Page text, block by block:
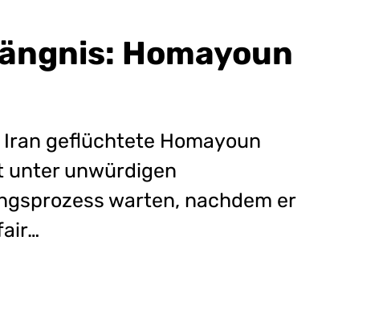
Homayoun
geflüchtete Homayoun
unter unwürdigen
warten, nachdem er